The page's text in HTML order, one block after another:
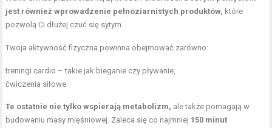
jest również wprowadzenie pełnoziarnistych produktów, które
pozwolą Ci dłużej czuć się sytym.
Twoja aktywność fizyczna powinna obejmować zarówno:
treningi cardio – takie jak bieganie czy pływanie,
ćwiczenia siłowe.
Te ostatnie nie tylko wspierają metabolizm, ale także pomagają w
budowaniu masy mięśniowej. Zaleca się co najmniej 150 minut